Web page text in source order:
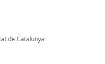
de Catalunya